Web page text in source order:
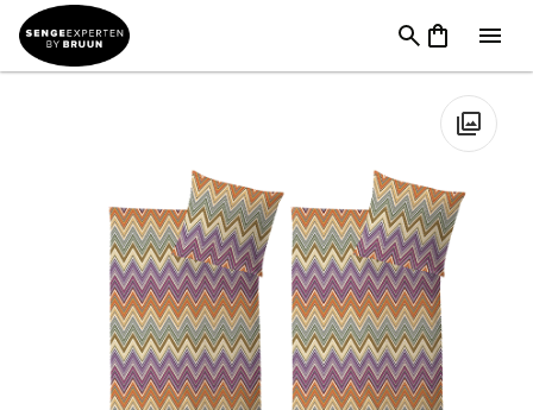
TILBUD → FØDSELSDAG Sengetøj & Lagner I Tilbud →
Hefel
Sengetøj 2 sæt Mix Venezia
🔍